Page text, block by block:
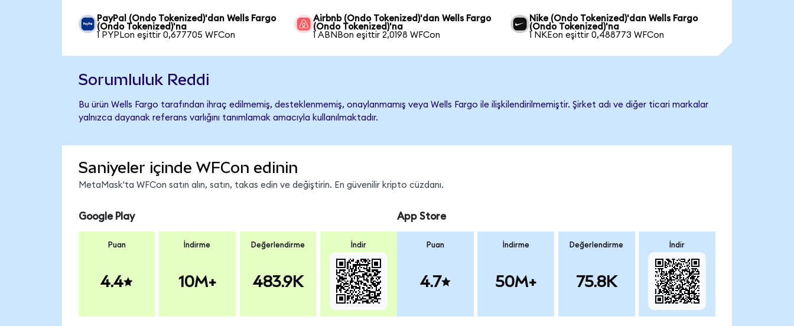
PayPal (Ondo Tokenized)'dan Wells Fargo
(Ondo Tokenized)'na
1 PYPLon eşittir 0,677705 WFCon
Airbnb (Ondo Tokenized)'dan Wells Fargo
(Ondo Tokenized)'na
1 ABNBon eşittir 2,0198 WFCon
Nike (Ondo Tokenized)'dan Wells Fargo
(Ondo Tokenized)'na
1 NKEon eşittir 0,488773 WFCon
Sorumluluk Reddi
Bu ürün Wells Fargo tarafından ihraç edilmemiş, desteklenmemiş, onaylanmamış veya Wells Fargo ile ilişkilendirilmemiştir. Şirket adı ve diğer ticari markalar
yalnızca dayanak referans varlığını tanımlamak amacıyla kullanılmaktadır.
Saniyeler içinde WFCon edinin
MetaMask'ta WFCon satın alın, satın, takas edin ve değiştirin. En güvenilir kripto cüzdanı.
Google Play
Puan
4.4
İndirme
10M+
Değerlendirme
483.9K
İndir
App Store
Puan
4.7
İndirme
50M+
Değerlendirme
75.8K
İndir